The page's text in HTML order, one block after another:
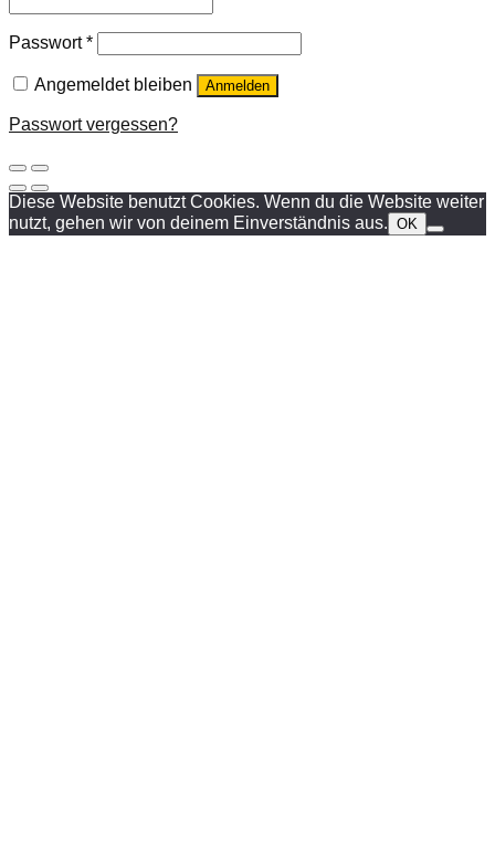
Passwort*
Angemeldet bleiben Anmelden
Passwort vergessen?
Diese Website benutzt Cookies. Wenn du die Website weiter
nutzt, gehen wir von deinem Einverständnis aus. OK